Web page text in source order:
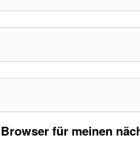
für meinen